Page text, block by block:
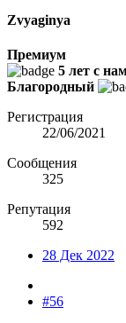
Zvyaginya
Премиум
5 лет с
Благородный
Регистрация
22/06/2021
Сообщения
325
Репутация
592
28 Дек 2022
#56